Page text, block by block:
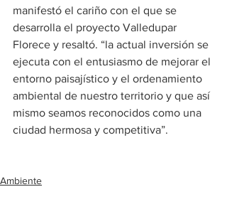
manifestó el cariño con el que se
desarrolla el proyecto Valledupar
Florece y resaltó. “la actual inversión se
ejecuta con el entusiasmo de mejorar el
entorno paisajístico y el ordenamiento
ambiental de nuestro territorio y que así
mismo seamos reconocidos como una
ciudad hermosa y competitiva”.
Ambiente